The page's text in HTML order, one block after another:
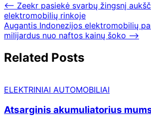
⟵ Zeekr pasiekė svarbų žingsnį
elektromobilių rinkoje
Augantis Indonezijos elektromobilių
milijardus nuo naftos kainų šoko ⟶
Related Posts
ELEKTRINIAI AUTOMOBILIAI
Atsarginis akumuliatorius